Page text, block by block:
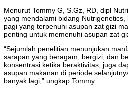
Menurut Tommy G, S.Gz, RD, dipl
yang mendalami bidang Nutrigenetics,
pagi yang terpenuhi asupan zat gizi
penting untuk memenuhi asupan zat
“Sejumlah penelitian menunjukan
sarapan yang beragam, bergizi, dan
konsentrasi ketika beraktivitas, juga
asupan makanan di periode
banyak lagi,” ungkap Tommy.